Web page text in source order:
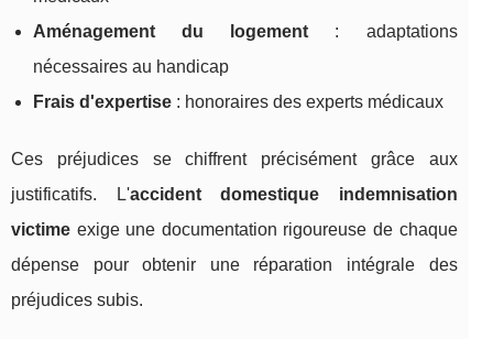
Aménagement du logement : adaptations
nécessaires au handicap
Frais d'expertise : honoraires des experts médicaux
Ces préjudices se chiffrent précisément grâce aux
justificatifs. L'accident domestique indemnisation
victime exige une documentation rigoureuse de chaque
dépense pour obtenir une réparation intégrale des
préjudices subis.